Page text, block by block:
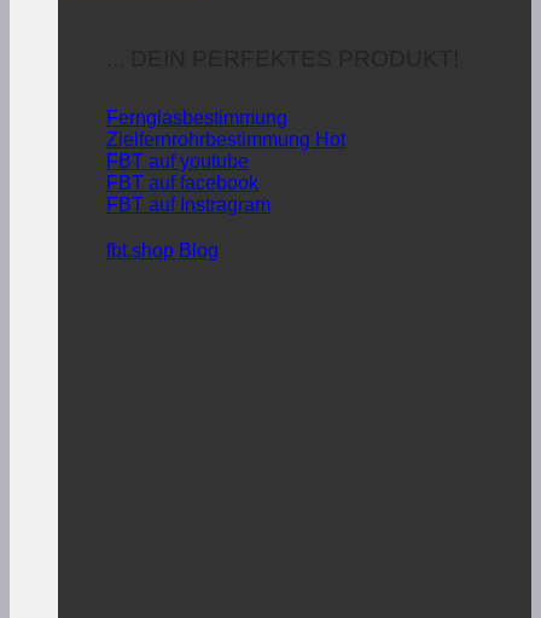
Fernglasbestimmung
Zielfernrohrbestimmung
FBT auf youtube
FBT auf facebook
FBT auf Instragram
fbt.shop Blog